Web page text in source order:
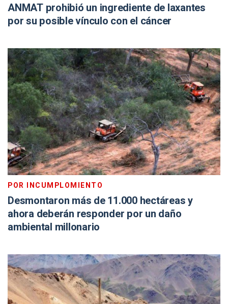
ANMAT prohibió un ingrediente de laxantes
por su posible vínculo con el cáncer
POR INCUMPLOMIENTO
Desmontaron más de 11.000 hectáreas y
ahora deberán responder por un daño
ambiental millonario